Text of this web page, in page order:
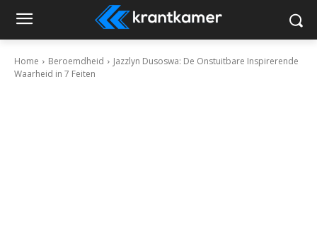
Home Beroemdheid
Jazzlyn Dusoswa: De Onstuitbare Inspirerende
Waarheid in 7 Feiten